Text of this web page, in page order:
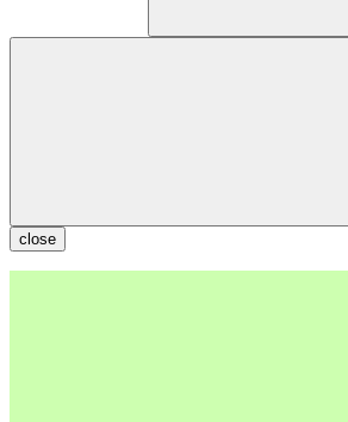
close